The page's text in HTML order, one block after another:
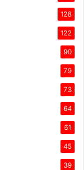
128
122
90
79
73
64
61
45
39